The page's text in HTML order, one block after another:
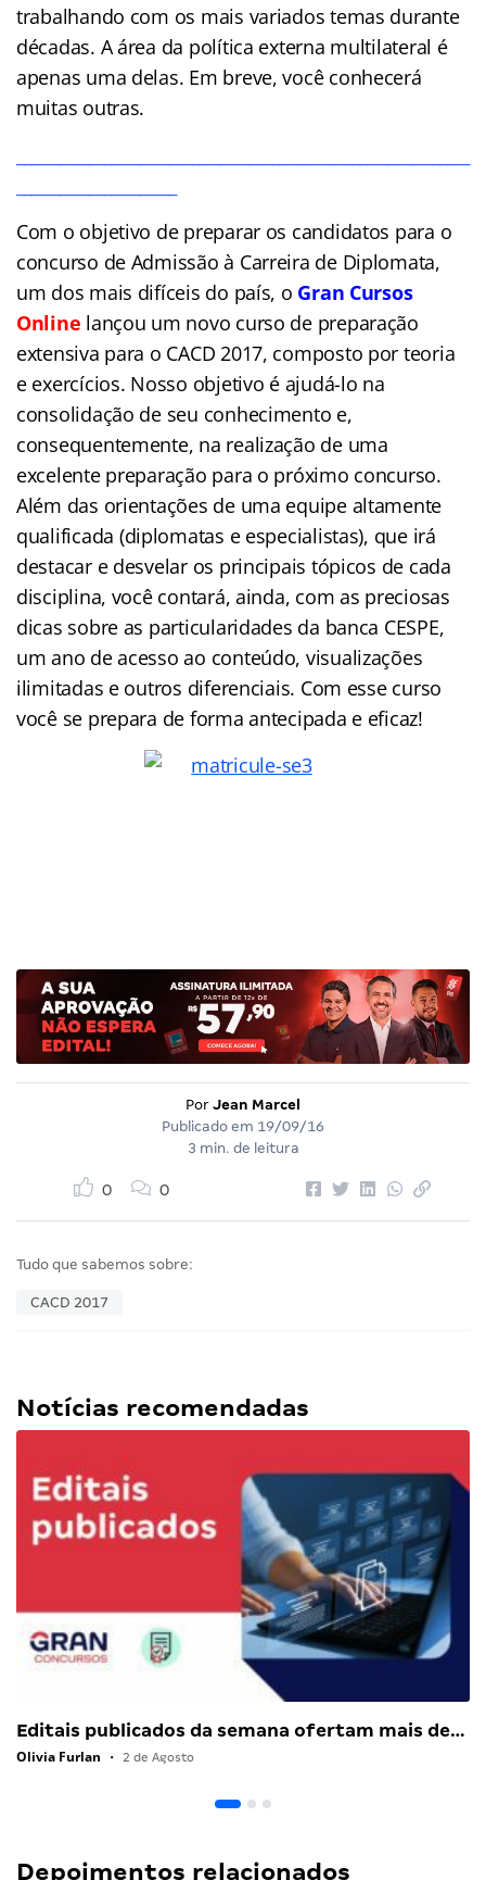
trabalhando com os mais variados temas durante
décadas. A área da política externa multilateral é
apenas uma delas. Em breve, você conhecerá
muitas outras.
Com o objetivo de preparar os candidatos para o
concurso de Admissão à Carreira de Diplomata,
um dos mais difíceis do país, o Gran Cursos
Online lançou um novo curso de preparação
extensiva para o CACD 2017, composto por teoria
e exercícios. Nosso objetivo é ajudá-lo na
consolidação de seu conhecimento e,
consequentemente, na realização de uma
excelente preparação para o próximo concurso.
Além das orientações de uma equipe altamente
qualificada (diplomatas e especialistas), que irá
destacar e desvelar os principais tópicos de cada
disciplina, você contará, ainda, com as preciosas
dicas sobre as particularidades da banca CESPE,
um ano de acesso ao conteúdo, visualizações
ilimitadas e outros diferenciais. Com esse curso
você se prepara de forma antecipada e eficaz!
Por Jean Marcel
Publicado em 19/09/16
3 min. de leitura
0 0
Tudo que sabemos sobre:
CACD 2017
Notícias recomendadas
Editais publicados da semana ofertam mais de…
Olivia Furlan • 2 de Agosto
Depoimentos relacionados